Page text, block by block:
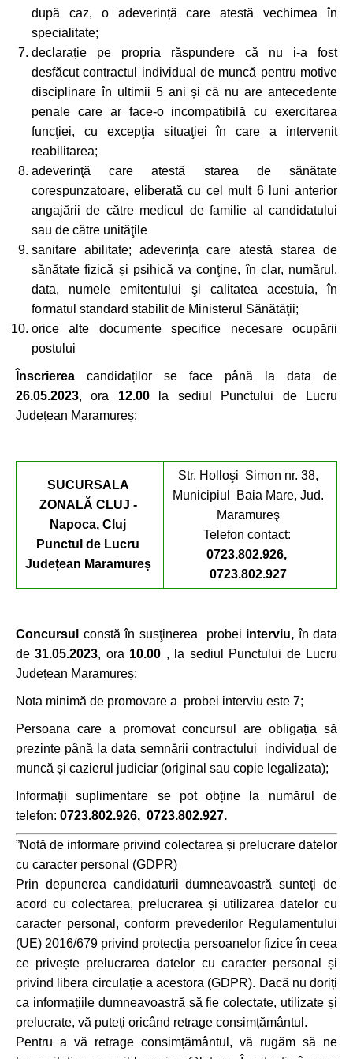
după caz, o adeverință care atestă vechimea în
specialitate;
declarație pe propria răspundere că nu i-a fost
desfăcut contractul individual de muncă pentru motive
disciplinare în ultimii 5 ani și că nu are antecedente
penale care ar face-o incompatibilă cu exercitarea
funcţiei, cu excepţia situaţiei în care a intervenit
reabilitarea;
adeverinţă care atestă starea de sănătate
corespunzatoare, eliberată cu cel mult 6 luni anterior
angajării de către medicul de familie al candidatului
sau de către unităţile
sanitare abilitate; adeverinţa care atestă starea de
sănătate fizică și psihică va conţine, în clar, numărul,
data, numele emitentului şi calitatea acestuia, în
formatul standard stabilit de Ministerul Sănătăţii;
orice alte documente specifice necesare ocupării
postului
Înscrierea candidaților se face până la data de
26.05.2023, ora 12.00la sediul Punctului de Lucru
Județean Maramureș:
SUCURSALA
ZONALĂ CLUJ -
Napoca, Cluj
Punctul de Lucru
Județean Maramureș
Str. Holloşi Simon nr. 38,
Municipiul Baia Mare, Jud.
Maramureş
Telefon contact:
0723.802.926,
0723.802.927
Concursul constă în susţinerea probei interviu,în data
de31.05.2023, ora 10.00 , la sediul Punctului de Lucru
Județean Maramureș;
Nota minimă de promovare a probei interviu este 7;
Persoana care a promovat concursul are obligația să
prezinte până la data semnării contractului individual de
muncă și cazierul judiciar (original sau copie legalizata);
Informații suplimentare se pot obține la numărul de
telefon: 0723.802.926, 0723.802.927.
”Notă de informare privind colectarea și prelucrare datelor
cu caracter personal (GDPR)
Prin depunerea candidaturii dumneavoastră sunteți de
acord cu colectarea, prelucrarea și utilizarea datelor cu
caracter personal, conform prevederilor Regulamentului
(UE) 2016/679 privind protecția persoanelor fizice în ceea
ce privește prelucrarea datelor cu caracter personal și
privind libera circulație a acestora (GDPR). Dacă nu doriți
ca informațiile dumneavoastră să fie colectate, utilizate și
prelucrate, vă puteți oricând retrage consimțământul.
Pentru a vă retrage consimțământul, vă rugăm să ne